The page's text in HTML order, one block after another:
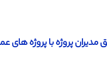
پروژه با پروژه های